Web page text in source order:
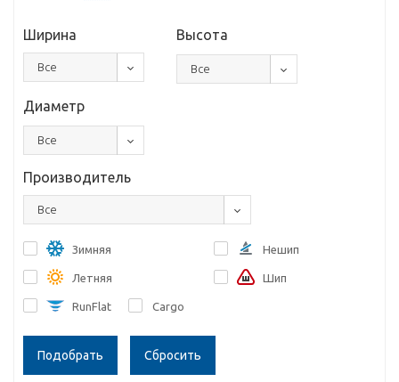
Ширина
Все
Высота
Все
Диаметр
Все
Производитель
Все
Зимняя
Летняя
RunFlat Cargo
Нешип
Шип
Сбросить